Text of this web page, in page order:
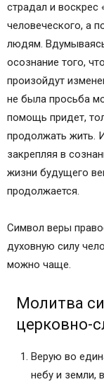
страдал и воскрес
человеческого, а
людям.
осознание того,
произойдут
не была просьба
помощь придет,
продолжать жить.
закрепляя в
жизни будущего
продолжается.
Символ веры
духовную силу
можно чаще.
Молитва
церковно-
Верую во
небу и земли,